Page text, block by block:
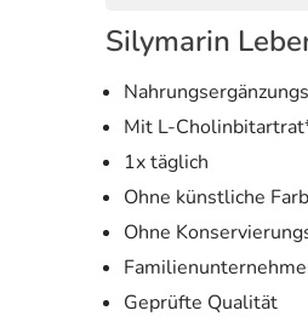
Silymarin
Mit L-
1x täglich
Ohne künstliche
Ohne
Geprüfte Qualität